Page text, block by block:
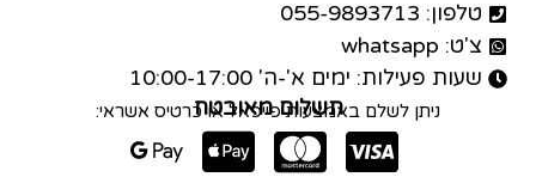
טלפון: 055-9893713
צ'ט: whatsapp
שעות פעילות: ימים א'-ה' 10:00-17:00
תשלום מאובטח
ניתן לשלם באמצעות פייפאל או כרטיס אשראי: